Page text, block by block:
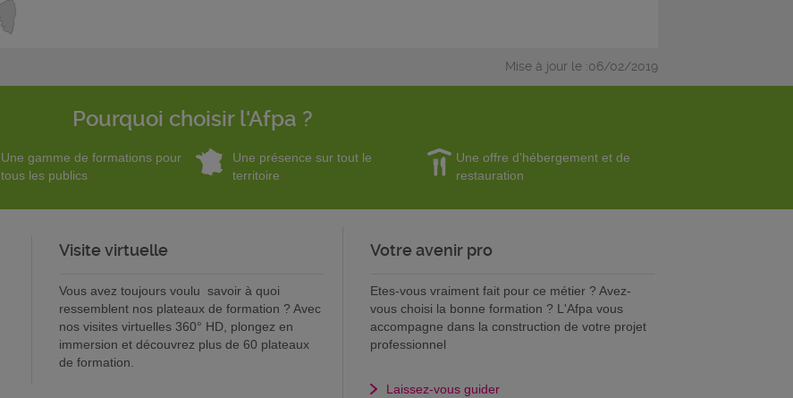
Mise à jour le :06/02/2019
Pourquoi choisir l'Afpa ?
Une gamme de formations pour
tous les publics
Une présence sur tout le
territoire
Une offre d'hébergement et de
restauration
Visite virtuelle
Vous avez toujours voulu savoir à quoi
ressemblent nos plateaux de formation ? Avec
nos visites virtuelles 360° HD, plongez en
immersion et découvrez plus de 60 plateaux
de formation.
Votre avenir pro
Etes-vous vraiment fait pour ce métier ? Avez-
vous choisi la bonne formation ? L'Afpa vous
accompagne dans la construction de votre projet
professionnel
Laissez-vous guider